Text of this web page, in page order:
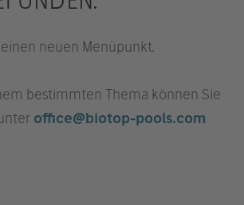
neuen Menüpunkt.
bestimmten Thema können Sie
office@biotop-pools.com